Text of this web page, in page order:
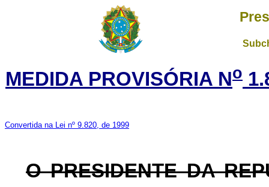
MEDIDA PROVISÓRIA No
Convertida na Lei nº 9.820, de 1999
O PRESIDENTE DA